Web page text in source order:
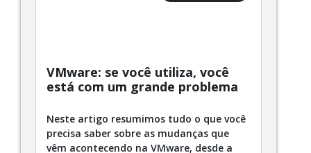
VMware: se você utiliza, você
está com um grande problema
Neste artigo resumimos tudo o que você
precisa saber sobre as mudanças que
vêm acontecendo na VMware, desde a